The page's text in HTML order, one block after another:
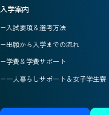
入学案内
入試要項＆選考方法
出願から入学までの流れ
学費＆学費サポート
一人暮らしサポート＆女子学生寮